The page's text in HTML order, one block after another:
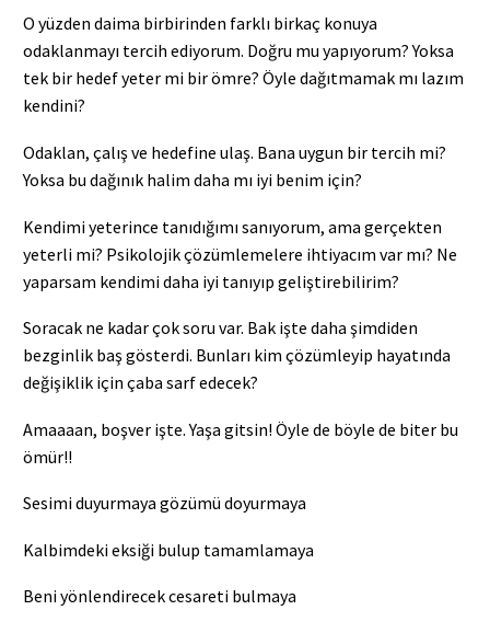
O yüzden daima birbirinden farklı birkaç konuya
odaklanmayı tercih ediyorum. Doğru mu yapıyorum? Yoksa
tek bir hedef yeter mi bir ömre? Öyle dağıtmamak mı lazım
kendini?
Odaklan, çalış ve hedefine ulaş. Bana uygun bir tercih mi?
Yoksa bu dağınık halim daha mı iyi benim için?
Kendimi yeterince tanıdığımı sanıyorum, ama gerçekten
yeterli mi? Psikolojik çözümlemelere ihtiyacım var mı? Ne
yaparsam kendimi daha iyi tanıyıp geliştirebilirim?
Soracak ne kadar çok soru var. Bak işte daha şimdiden
bezginlik baş gösterdi. Bunları kim çözümleyip hayatında
değişiklik için çaba sarf edecek?
Amaaaan, boşver işte. Yaşa gitsin! Öyle de böyle de biter bu
ömür!!
Sesimi duyurmaya gözümü doyurmaya
Kalbimdeki eksiği bulup tamamlamaya
Beni yönlendirecek cesareti bulmaya